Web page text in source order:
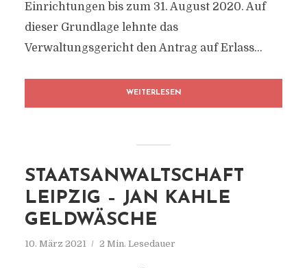
Einrichtungen bis zum 31. August 2020. Auf
dieser Grundlage lehnte das
Verwaltungsgericht den Antrag auf Erlass...
WEITERLESEN
STAATSANWALTSCHAFT
LEIPZIG – JAN KAHLE
GELDWÄSCHE
10. März 2021 2 Min. Lesedauer